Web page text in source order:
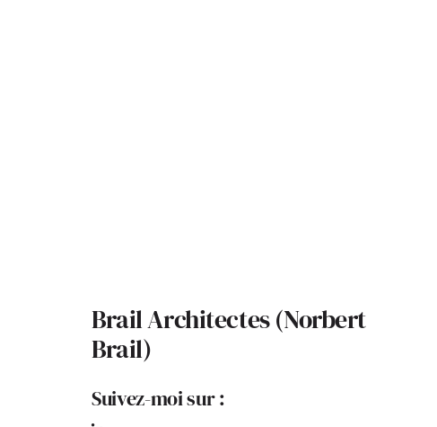
Brail Architectes (Norbert
Brail)
Suivez-moi sur :